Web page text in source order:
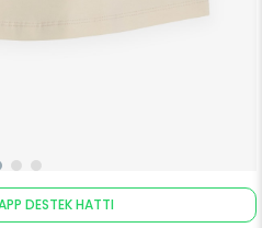
DESTEK HATTI